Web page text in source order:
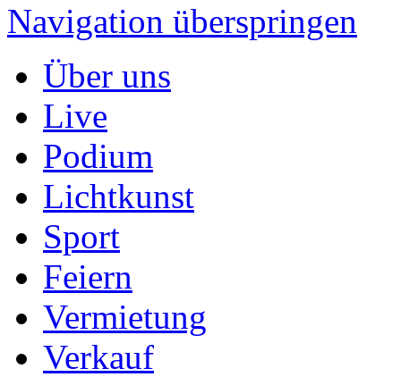
Navigation überspringen
Über uns
Live
Podium
Lichtkunst
Sport
Feiern
Vermietung
Verkauf